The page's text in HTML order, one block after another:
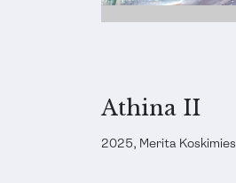
Athina II
2025, Merita Koskimies